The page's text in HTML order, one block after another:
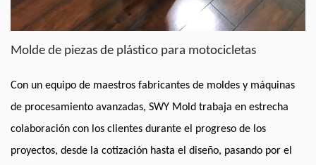
Molde de piezas de plástico para motocicletas
Con un equipo de maestros fabricantes de moldes y máquinas
de procesamiento avanzadas, SWY Mold trabaja en estrecha
colaboración con los clientes durante el progreso de los
proyectos, desde la cotización hasta el diseño, pasando por el